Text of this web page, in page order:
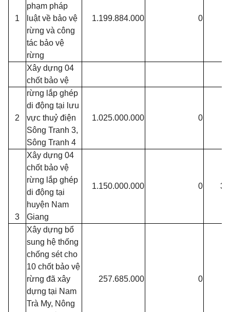
1
phạm pháp
luật về bảo vệ
rừng và công
tác bảo vệ
rừng
1.199.884.000 0
Xây dựng 04
chốt bảo vệ
2
rừng lắp ghép
di động tại lưu
vực thuỷ điện
Sông Tranh 3,
Sông Tranh 4
1.025.000.000 0
3
Xây dựng 04
chốt bảo vệ
rừng lắp ghép
di động tại
huyện Nam
Giang
1.150.000.000 0
Xây dựng bổ
sung hệ thống
chống sét cho
10 chốt bảo vệ
rừng đã xây
dựng tại Nam
Trà My, Nông
257.685.000 0